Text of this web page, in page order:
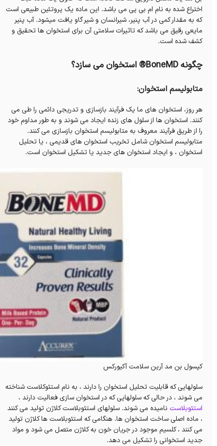
اختراع شده به نام ام بی پی می باشد. این ماده یک پروتئین طبیعی است
که به مقدار کمی در آب پنیر، شیرانسان و شیر گاو یافت میشود. آب پنیر
مایعی رقیق می باشد که تاثیرات سلامتی آن برای استخوان ها تحقیق و
کشف شده است.
چگونه BoneMD® استخوان می سازد؟
متابولیسم استخوان:
هر روز، استخوان های ما یک فرآیند بازسازی و تدریجی دائمی را طی می
کنند. استخوان ها از سلول های زنده ایجاد می شوند و به طور مداوم خود
را از طریق فرآیند معروف به متابولیسم استخوان بازسازی می کنند.
متابولیسم استخوان شامل تخریب استخوان های قدیمی ، یا تحلیل
استخوان ، و ایجاد استخوان های جدید یا تشکیل استخوان است.
کپسول بن مد آرین سلامت آکیورکس
سلولهایی که قابلیت تحلیل استخوان را دارند ، به نام استئوکلاست شناخته
می شوند ، در حالی که سلولهایی که در استخوان سازی فعالیت دارند ،
استئوبلاست نامیده می شوند. سلولهای استئوبلاست کلاژن تولید می کنند
، ماده اصلی ساخت استخوان ها. هنگامی که استئوبلاست ها کلاژن تولید
می کنند ، کلسیم موجود در جریان خون به کلاژن متصل می شود و مواد
جدید استخوانی را تشکیل می دهد.